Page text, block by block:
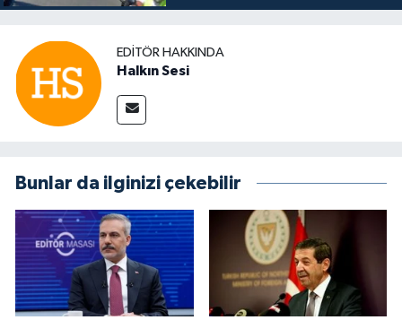
EDITÖR HAKKINDA
Halkın Sesi
Bunlar da ilginizi çekebilir